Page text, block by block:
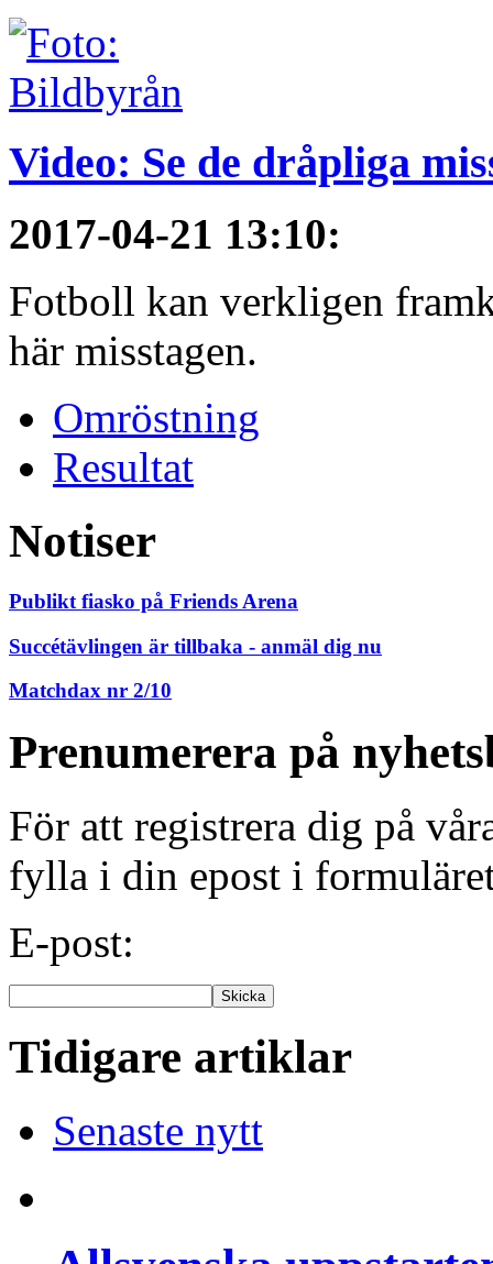
Video: Se de dråpliga
2017-04-21 13:10:
Fotboll kan verkligen
här misstagen.
Omröstning
Resultat
Notiser
Publikt fiasko på Friends Arena
Succétävlingen är tillbaka - anmäl dig nu
Matchdax nr 2/10
Prenumerera på
För att registrera dig på
fylla i din epost i
E-post:
Tidigare artiklar
Senaste nytt